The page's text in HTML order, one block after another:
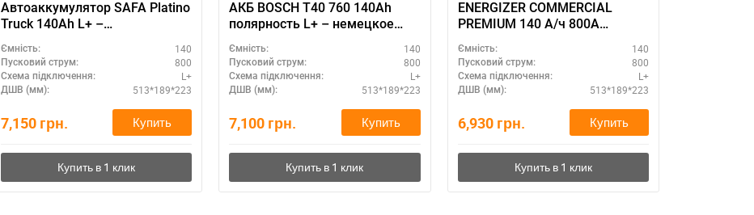
Автоаккумулятор SAFA Platino
Truck 140Ah L+ –
долговечность
Ємність: 140
Пусковий струм: 800
Схема підключення: L+
ДШВ (мм): 513*189*223
7,150 грн. Купить
АКБ BOSCH T40 760 140Ah
полярность L+ – немецкое
качество
Ємність: 140
Пусковий струм: 800
Схема підключення: L+
ДШВ (мм): 513*189*223
7,100 грн. Купить
ENERGIZER COMMERCIAL
PREMIUM 140 А/ч 800A
513*189*223 ECP1
Ємність: 140
Пусковий струм: 800
Схема підключення: L+
ДШВ (мм): 513*189*223
6,930 грн. Купить